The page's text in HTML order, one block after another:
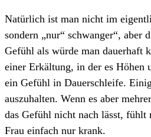
Natürlich ist man nicht im
sondern „nur“ schwanger“, aber
Gefühl als würde man dauerhaft
einer Erkältung, in der es Höhen
ein Gefühl in Dauerschleife.
auszuhalten. Wenn es aber
das Gefühl nicht nach lässt, fühlt
Frau einfach nur krank.